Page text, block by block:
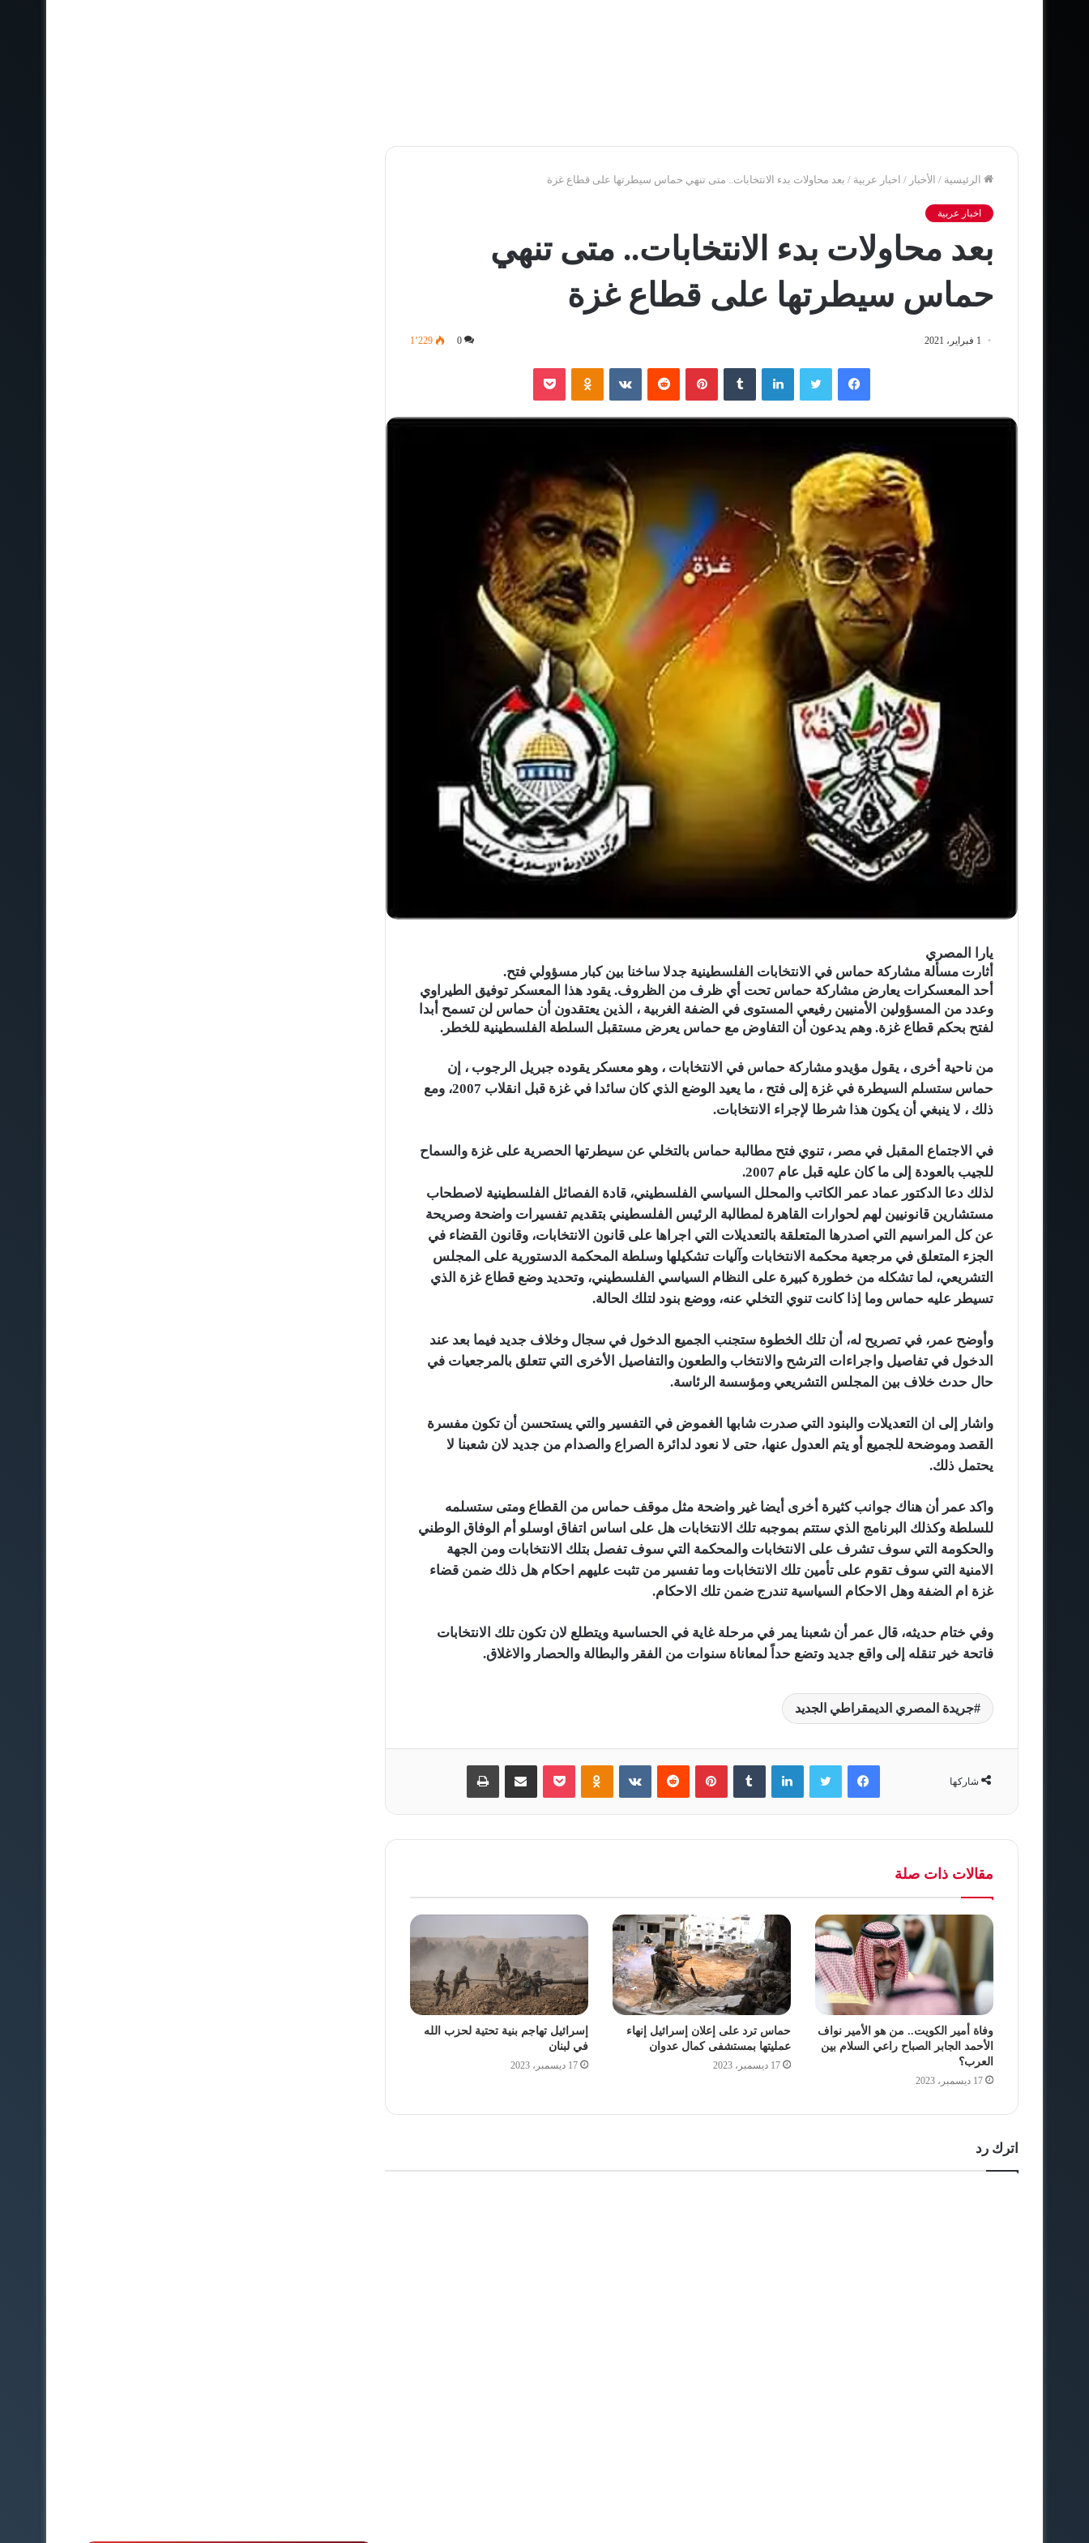
الرئيسية / الأخبار / اخبار عربية / بعد محاولات بدء الانتخابات.. متى تنهي حماس سيطرتها على قطاع غزة
اخبار عربية
بعد محاولات بدء الانتخابات.. متى تنهي
حماس سيطرتها على قطاع غزة
1 فبراير، 2021 0 1٬229
فيسبوك لينكدإن بينتيريست
يارا المصري
أثارت مسألة مشاركة حماس في الانتخابات الفلسطينية جدلا ساخنا بين كبار مسؤولي فتح.
أحد المعسكرات يعارض مشاركة حماس تحت أي ظرف من الظروف. يقود هذا المعسكر توفيق الطيراوي
وعدد من المسؤولين الأمنيين رفيعي المستوى في الضفة الغربية ، الذين يعتقدون أن حماس لن تسمح أبدا
لفتح بحكم قطاع غزة. وهم يدعون أن التفاوض مع حماس يعرض مستقبل السلطة الفلسطينية للخطر.
من ناحية أخرى ، يقول مؤيدو مشاركة حماس في الانتخابات ، وهو معسكر يقوده جبريل الرجوب ، إن
حماس ستسلم السيطرة في غزة إلى فتح ، ما يعيد الوضع الذي كان سائدا في غزة قبل انقلاب 2007، ومع
ذلك ، لا ينبغي أن يكون هذا شرطا لإجراء الانتخابات.
في الاجتماع المقبل في مصر ، تنوي فتح مطالبة حماس بالتخلي عن سيطرتها الحصرية على غزة والسماح
للجيب بالعودة إلى ما كان عليه قبل عام 2007.
لذلك دعا الدكتور عماد عمر الكاتب والمحلل السياسي الفلسطيني، قادة الفصائل الفلسطينية لاصطحاب
مستشارين قانونيين لهم لحوارات القاهرة لمطالبة الرئيس الفلسطيني بتقديم تفسيرات واضحة وصريحة
عن كل المراسيم التي اصدرها المتعلقة بالتعديلات التي اجراها على قانون الانتخابات، وقانون القضاء في
الجزء المتعلق في مرجعية محكمة الانتخابات وآليات تشكيلها وسلطة المحكمة الدستورية على المجلس
التشريعي، لما تشكله من خطورة كبيرة على النظام السياسي الفلسطيني، وتحديد وضع قطاع غزة الذي
تسيطر عليه حماس وما إذا كانت تنوي التخلي عنه، ووضع بنود لتلك الحالة.
وأوضح عمر، في تصريح له، أن تلك الخطوة ستجنب الجميع الدخول في سجال وخلاف جديد فيما بعد عند
الدخول في تفاصيل واجراءات الترشح والانتخاب والطعون والتفاصيل الأخرى التي تتعلق بالمرجعيات في
حال حدث خلاف بين المجلس التشريعي ومؤسسة الرئاسة.
واشار إلى ان التعديلات والبنود التي صدرت شابها الغموض في التفسير والتي يستحسن أن تكون مفسرة
القصد وموضحة للجميع أو يتم العدول عنها، حتى لا نعود لدائرة الصراع والصدام من جديد لان شعبنا لا
يحتمل ذلك.
واكد عمر أن هناك جوانب كثيرة أخرى أيضا غير واضحة مثل موقف حماس من القطاع ومتى ستسلمه
للسلطة وكذلك البرنامج الذي ستتم بموجبه تلك الانتخابات هل على اساس اتفاق اوسلو أم الوفاق الوطني
والحكومة التي سوف تشرف على الانتخابات والمحكمة التي سوف تفصل بتلك الانتخابات ومن الجهة
الامنية التي سوف تقوم على تأمين تلك الانتخابات وما تفسير من تثبت عليهم احكام هل ذلك ضمن قضاء
غزة ام الضفة وهل الاحكام السياسية تندرج ضمن تلك الاحكام.
وفي ختام حديثه، قال عمر أن شعبنا يمر في مرحلة غاية في الحساسية ويتطلع لان تكون تلك الانتخابات
فاتحة خير تنقله إلى واقع جديد وتضع حداً لمعاناة سنوات من الفقر والبطالة والحصار والاغلاق.
جريدة المصري الديمقراطي الجديد
شاركها
فيسبوك تويتر لينكدإن بينتيريست بوكيت مشاركة عبر البريد
مقالات ذات صلة
وفاة أمير الكويت.. من هو الأمير نواف
الأحمد الجابر الصباح راعي السلام بين
العرب؟
17 ديسمبر، 2023
حماس ترد على إعلان إسرائيل إنهاء
عمليتها بمستشفى كمال عدوان
17 ديسمبر، 2023
إسرائيل تهاجم بنية تحتية لحزب الله
في لبنان
17 ديسمبر، 2023
اترك رد